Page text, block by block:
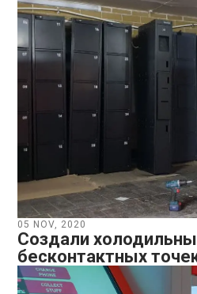
05 NOV, 2020
Создали
бесконтактных